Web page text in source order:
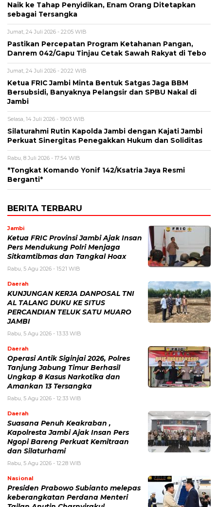
Naik ke Tahap Penyidikan, Enam Orang Ditetapkan
sebagai Tersangka
Jumat, 24 Juli 2026 - 22:05 WIB
Pastikan Percepatan Program Ketahanan Pangan,
Danrem 042/Gapu Tinjau Cetak Sawah Rakyat di Tebo
Jumat, 24 Juli 2026 - 20:22 WIB
Ketua FRIC Jambi Minta Bentuk Satgas Jaga BBM
Bersubsidi, Banyaknya Pelangsir dan SPBU Nakal di
Jambi
Selasa, 14 Juli 2026 - 19:03 WIB
Silaturahmi Rutin Kapolda Jambi dengan Kajati Jambi
Perkuat Sinergitas Penegakkan Hukum dan Soliditas
Rabu, 8 Juli 2026 - 17:54 WIB
*Tongkat Komando Yonif 142/Ksatria Jaya Resmi
Berganti*
BERITA TERBARU
Jambi
Ketua FRIC Provinsi Jambi Ajak Insan
Pers Mendukung Polri Menjaga
Sitkamtibmas dan Tangkal Hoax
Rabu, 5 Agu 2026 - 15:21 WIB
Daerah
KUNJUNGAN KERJA DANPOSAL TNI
AL TALANG DUKU KE SITUS
PERCANDIAN TELUK SATU MUARO
JAMBI
Rabu, 5 Agu 2026 - 13:33 WIB
Daerah
Operasi Antik Siginjai 2026, Polres
Tanjung Jabung Timur Berhasil
Ungkap 8 Kasus Narkotika dan
Amankan 13 Tersangka
Rabu, 5 Agu 2026 - 12:33 WIB
Daerah
Suasana Penuh Keakraban ,
Kapolresta Jambi Ajak Insan Pers
Ngopi Bareng Perkuat Kemitraan
dan Silaturhami
Rabu, 5 Agu 2026 - 12:28 WIB
Nasional
Presiden Prabowo Subianto melepas
keberangkatan Perdana Menteri